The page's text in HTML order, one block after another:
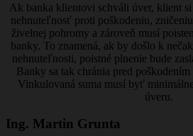
Ak banka klientovi schváli úver, klient
nehnuteľnosť proti poškodeniu,
živelnej pohromy a zároveň musí
banky. To znamená, ak by došlo k
nehnuteľnosti, poistné plnenie bude
Banky sa tak chránia pred
Vinkulovaná suma musí byť
úveru.
Ing. Martin Grunta